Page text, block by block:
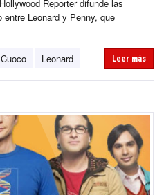
Reporter difunde las
Leonard y Penny, que
Leonard Leer más